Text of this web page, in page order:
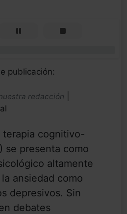
publicación:
redacción
cognitivo-
se presenta como
altamente
ansiedad como
depresivos. Sin
debates